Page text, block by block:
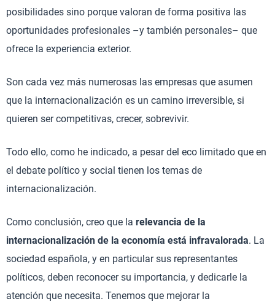
posibilidades sino porque valoran de forma positiva las
oportunidades profesionales –y también personales– que
ofrece la experiencia exterior.
Son cada vez más numerosas las empresas que asumen
que la internacionalización es un camino irreversible, si
quieren ser competitivas, crecer, sobrevivir.
Todo ello, como he indicado, a pesar del eco limitado que en
el debate político y social tienen los temas de
internacionalización.
Como conclusión, creo que la relevancia de la
internacionalización de la economía está infravalorada. La
sociedad española, y en particular sus representantes
políticos, deben reconocer su importancia, y dedicarle la
atención que necesita. Tenemos que mejorar la